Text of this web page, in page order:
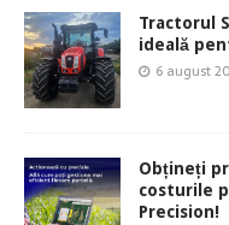
Tractorul
ideală
6 august
Obțineți
costurile
Precision!